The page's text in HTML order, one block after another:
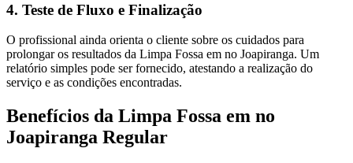
4. Teste de Fluxo e Finalização
O profissional ainda orienta o cliente sobre os cuidados para
prolongar os resultados da Limpa Fossa em no Joapiranga. Um
relatório simples pode ser fornecido, atestando a realização do
serviço e as condições encontradas.
Benefícios da Limpa Fossa em no
Joapiranga Regular